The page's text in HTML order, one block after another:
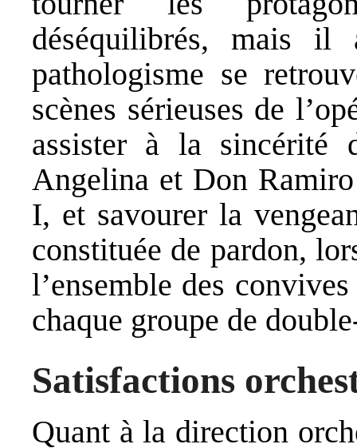
déséquilibrés, mais
pathologisme se
scènes sérieuses de
assister à la sincérité
Angelina et Don
I, et savourer la
constituée de pardon,
l’ensemble des
chaque groupe de
Satisfactions
Quant à la direction